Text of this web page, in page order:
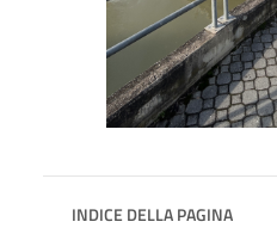
INDICE DELLA PAGINA